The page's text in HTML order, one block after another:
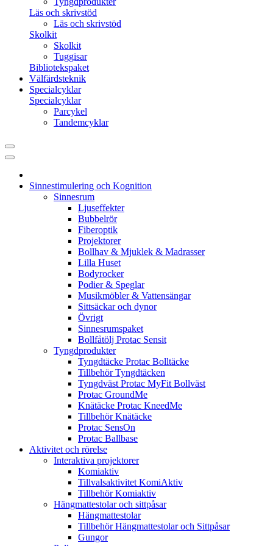
Läs och skrivstöd
Läs och skrivstöd
Skolkit
Skolkit
Tuggisar
Bibliotekspaket
Välfärdsteknik
Specialcyklar
Specialcyklar
Parcykel
Tandemcyklar
Sinnestimulering och Kognition
Sinnesrum
Ljuseffekter
Bubbelrör
Fiberoptik
Projektorer
Bollhav & Mjuklek & Madrasser
Lilla Huset
Bodyrocker
Podier & Speglar
Musikmöbler & Vattensängar
Sittsäckar och dynor
Övrigt
Sinnesrumspaket
Bollfåtölj Protac Sensit
Tyngdprodukter
Tyngdtäcke Protac Bolltäcke
Tillbehör Tyngdtäcken
Tyngdväst Protac MyFit Bollväst
Protac GroundMe
Knätäcke Protac KneedMe
Tillbehör Knätäcke
Protac SensOn
Protac Ballbase
Aktivitet och rörelse
Interaktiva projektorer
Komiaktiv
Tillvalsaktivitet KomiAktiv
Tillbehör Komiaktiv
Hängmattestolar och sittpåsar
Hängmattestolar
Tillbehör Hängmattestolar och Sittpåsar
Gungor